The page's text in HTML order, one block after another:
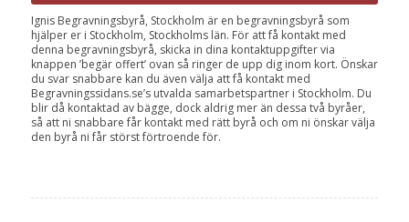
Ignis Begravningsbyrå, Stockholm är en begravningsbyrå som
hjälper er i Stockholm, Stockholms län. För att få kontakt med
denna begravningsbyrå, skicka in dina kontaktuppgifter via
knappen ’begär offert’ ovan så ringer de upp dig inom kort. Önskar
du svar snabbare kan du även välja att få kontakt med
Begravningssidans.se’s utvalda samarbetspartner i Stockholm. Du
blir då kontaktad av bägge, dock aldrig mer än dessa två byråer,
så att ni snabbare får kontakt med rätt byrå och om ni önskar välja
den byrå ni får störst förtroende för.